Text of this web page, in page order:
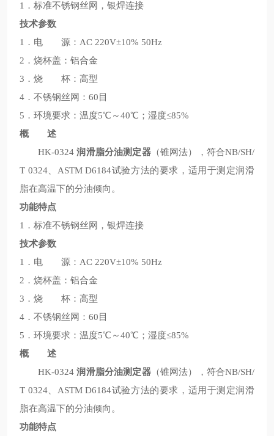
1．标准不锈钢丝网，银焊连接
技术参数
1．电 源：AC 220V±10% 50Hz
2．烧杯盖：铝合金
3．烧 杯：高型
4．不锈钢丝网：60目
5．环境要求：温度5℃～40℃；湿度≤85%
概 述
HK-0324润滑脂分油测定器（锥网法），符合NB/SH/
T 0324、ASTM D6184试验方法的要求，适用于测定润滑
脂在高温下的分油倾向。
功能特点
1．标准不锈钢丝网，银焊连接
技术参数
1．电 源：AC 220V±10% 50Hz
2．烧杯盖：铝合金
3．烧 杯：高型
4．不锈钢丝网：60目
5．环境要求：温度5℃～40℃；湿度≤85%
概 述
HK-0324润滑脂分油测定器（锥网法），符合NB/SH/
T 0324、ASTM D6184试验方法的要求，适用于测定润滑
脂在高温下的分油倾向。
功能特点